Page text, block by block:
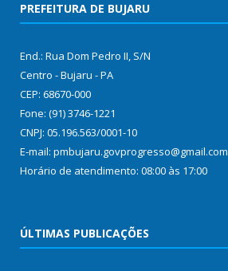
PREFEITURA DE BUJARU
End.: Rua Dom Pedro II, S/N
Centro - Bujaru - PA
CEP: 68670-000
Fone: (91) 3746-1221
CNPJ: 05.196.563/0001-10
E-mail: pmbujaru.govprogresso@gmail.com
Horário de atendimento: 08:00 às 17:00
ÚLTIMAS PUBLICAÇÕES